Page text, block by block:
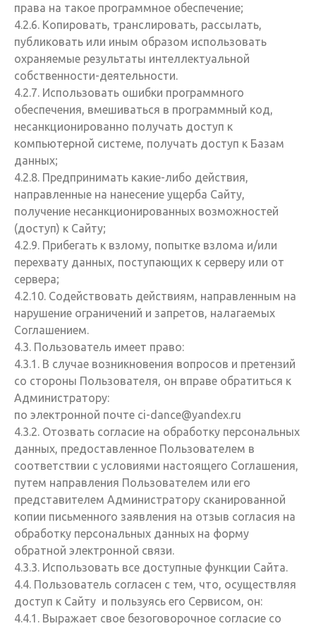
права на такое программное обеспечение;
4.2.6. Копировать, транслировать, рассылать,
публиковать или иным образом использовать
охраняемые результаты интеллектуальной
собственности-деятельности.
4.2.7. Использовать ошибки программного
обеспечения, вмешиваться в программный код,
несанкционированно получать доступ к
компьютерной системе, получать доступ к Базам
данных;
4.2.8. Предпринимать какие-либо действия,
направленные на нанесение ущерба Сайту,
получение несанкционированных возможностей
(доступ) к Сайту;
4.2.9. Прибегать к взлому, попытке взлома и/или
перехвату данных, поступающих к серверу или от
сервера;
4.2.10. Содействовать действиям, направленным на
нарушение ограничений и запретов, налагаемых
Соглашением.
4.3. Пользователь имеет право:
4.3.1. В случае возникновения вопросов и претензий
со стороны Пользователя, он вправе обратиться к
Администратору:
по электронной почте ci-dance@yandex.ru
4.3.2. Отозвать согласие на обработку персональных
данных, предоставленное Пользователем в
соответствии с условиями настоящего Соглашения,
путем направления Пользователем или его
представителем Администратору сканированной
копии письменного заявления на отзыв согласия на
обработку персональных данных на форму
обратной электронной связи.
4.3.3. Использовать все доступные функции Сайта.
4.4. Пользователь согласен с тем, что, осуществляя
доступ к Сайту и пользуясь его Сервисом, он:
4.4.1. Выражает свое безоговорочное согласие со